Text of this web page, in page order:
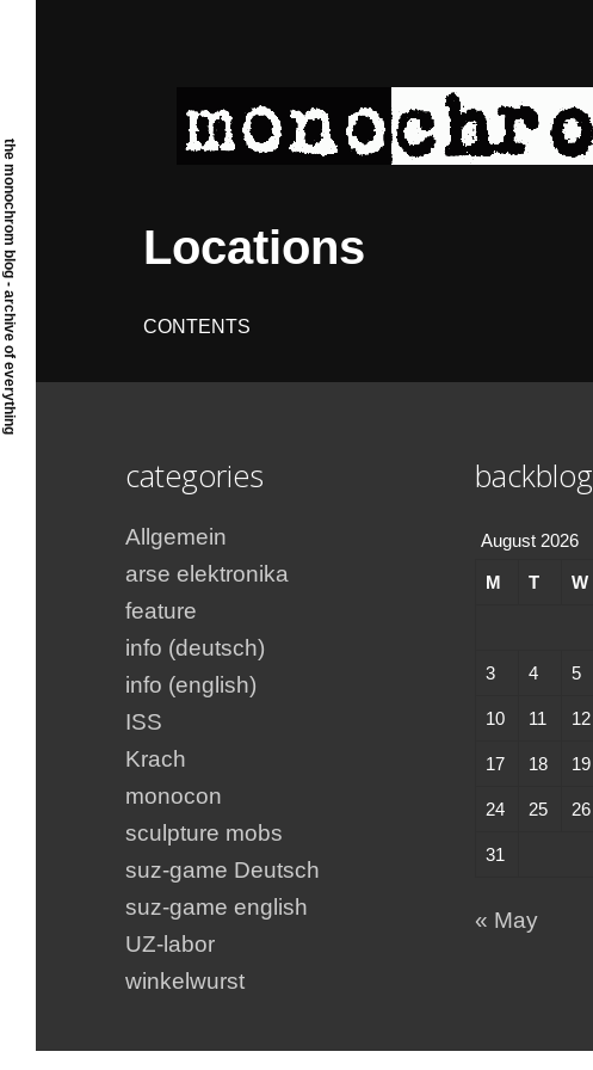
Locations
CONTENTS
categories
Allgemein
arse elektronika
feature
info (deutsch)
info (english)
ISS
Krach
monocon
sculpture mobs
suz-game Deutsch
suz-game english
UZ-labor
winkelwurst
backblog
August 2026
M T W
3 4 5
10 11 12
17 18 19
24 25 26
31
« May
the monochrom blog - archive of everything